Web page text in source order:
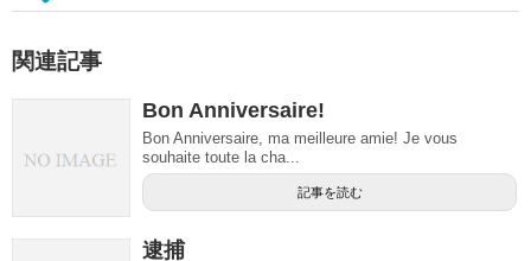
関連記事
Bon Anniversaire!
Bon Anniversaire, ma meilleure amie! Je vous
souhaite toute la cha...
記事を読む
逮捕